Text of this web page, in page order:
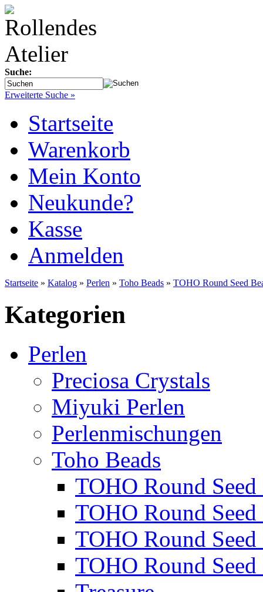
Suche:
Erweiterte Suche »
Startseite
Warenkorb
Mein Konto
Neukunde?
Kasse
Anmelden
Startseite » Katalog » Perlen » Toho Beads » TOHO Round Seed
Kategorien
Perlen
Preciosa Crystals
Miyuki Perlen
Perlenmischungen
Toho Beads
TOHO Round Seed
TOHO Round Seed
TOHO Round Seed
TOHO Round Seed